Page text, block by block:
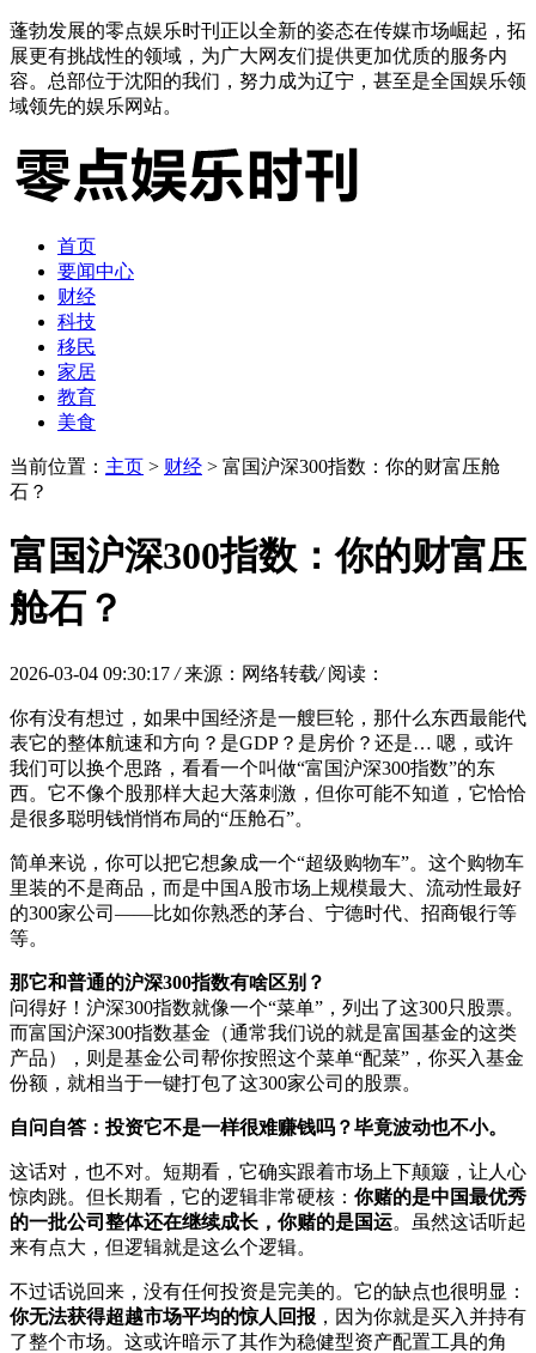
蓬勃发展的零点娱乐时刊正以全新的姿态在传媒市场崛起，拓
展更有挑战性的领域，为广大网友们提供更加优质的服务内
容。总部位于沈阳的我们，努力成为辽宁，甚至是全国娱乐领
域领先的娱乐网站。
首页
要闻中心
财经
科技
移民
家居
教育
美食
当前位置： 主页 > 财经 > 富国沪深300指数：你的财富压舱
石？
富国沪深300指数：你的财富压
舱石？
2026-03-04 09:30:17 / 来源：网络转载/ 阅读：
你有没有想过，如果中国经济是一艘巨轮，那什么东西最能代
表它的整体航速和方向？是GDP？是房价？还是… 嗯，或许
我们可以换个思路，看看一个叫做“富国沪深300指数”的东
西。它不像个股那样大起大落刺激，但你可能不知道，它恰恰
是很多聪明钱悄悄布局的“压舱石”。
简单来说，你可以把它想象成一个“超级购物车”。这个购物车
里装的不是商品，而是中国A股市场上规模最大、流动性最好
的300家公司——比如你熟悉的茅台、宁德时代、招商银行等
等。
那它和普通的沪深300指数有啥区别？
问得好！沪深300指数就像一个“菜单”，列出了这300只股票。
而富国沪深300指数基金（通常我们说的就是富国基金的这类
产品），则是基金公司帮你按照这个菜单“配菜”，你买入基金
份额，就相当于一键打包了这300家公司的股票。
自问自答：投资它不是一样很难赚钱吗？毕竟波动也不小。
这话对，也不对。短期看，它确实跟着市场上下颠簸，让人心
惊肉跳。但长期看，它的逻辑非常硬核： 你赌的是中国最优秀
的一批公司整体还在继续成长，你赌的是国运。虽然这话听起
来有点大，但逻辑就是这么个逻辑。
不过话说回来，没有任何投资是完美的。它的缺点也很明显：
你无法获得超越市场平均的惊人回报 ，因为你就是买入并持有
了整个市场。这或许暗示了其作为稳健型资产配置工具的角